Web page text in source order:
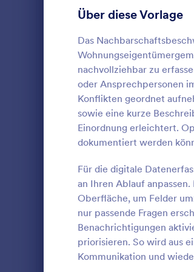
Über diese Vorlage
Das
nachvollziehbar zu
oder Ansprechpersonen
Konflikten geordnet
sowie eine kurze
Einordnung erleichtert.
dokumentiert werden
Für die digitale
an Ihren Ablauf
Oberfläche, um Felder
nur passende Fragen
Benachrichtigungen
priorisieren. So wird aus
Kommunikation und
Anmeldeformulare
Abstimmung 35
Abstract-Formulare
Genehmigungsformulare 91
Bewertungsformulare 74
Anwesenheitsformulare 11
Audit Formulare 63
Award-Formulare 16
Black Friday Formulare 32